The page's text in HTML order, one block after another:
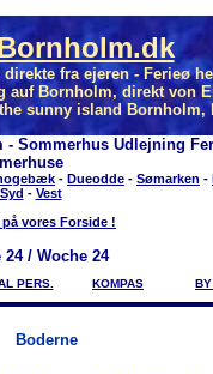
fra ejeren - Ferieø
auf Bornholm, direkt von
sunny island Bornholm,
Sommerhus Udlejning
- Dueodde - Sømarken -
Syd - Vest
vores Forside !
/ Woche 24
PERS. KOMPAS
Boderne